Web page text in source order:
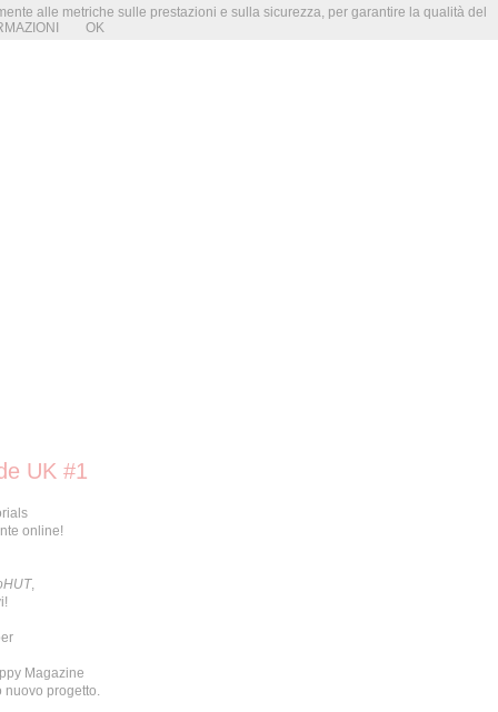
UK #1
online!
,
Magazine
nuovo progetto.
alle metriche sulle prestazioni e sulla sicurezza, per garantire la qualità del
OK